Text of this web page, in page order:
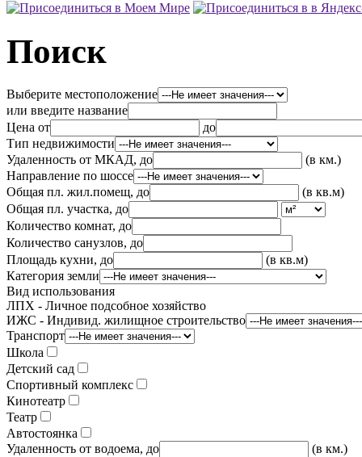
Поиск
Выберите местоположение
или введите название
Цена от
до
Тип недвижимости
Удаленность от МКАД, до
(в км.)
Направление по шоссе
Общая пл. жил.помещ, до
(в кв.м)
Общая пл. участка, до
Количество комнат, до
Количество санузлов, до
Площадь кухни, до
(в кв.м)
Категория земли
Вид использования
ЛПХ - Личное подсобное хозяйство
ИЖС - Индивид. жилищное строительство
Транспорт
Школа
Детский сад
Спортивный комплекс
Кинотеатр
Театр
Автостоянка
Удаленность от водоема, до
(в км.)